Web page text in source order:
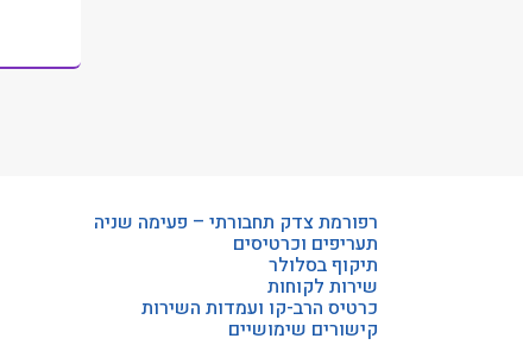
רפורמת צדק תחבורתי – פעימה שניה
תעריפים וכרטיסים
תיקוף בסלולר
שירות לקוחות
כרטיס הרב-קו ועמדות השירות
קישורים שימושיים